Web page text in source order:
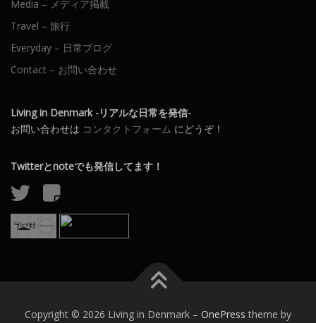
Media – メディア掲載
Travel – 旅行
Everyday – 日常ブログ
Contact – お問い合わせ
Living in Denmark -リアルな日常を発信-
お問い合わせは コンタクトフォーム にどうぞ！
Twitterとnoteでも発信してます！
Copyright © 2026 Living in Denmark – OnePress theme by